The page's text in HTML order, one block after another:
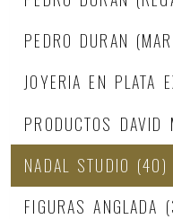
PEDRO DURAN
JOYERIA EN PLATA
PRODUCTOS DAVID
NADAL STUDIO (40)
FIGURAS ANGLADA